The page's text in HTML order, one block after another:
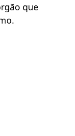
que